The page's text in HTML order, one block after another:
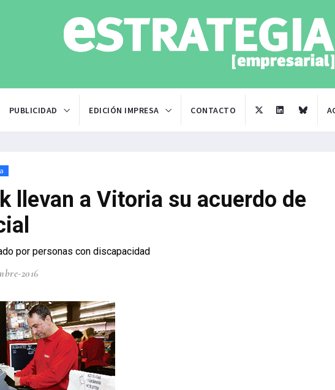
PUBLICIDAD EDICIÓN IMPRESA CONTACTO
llevan a Vitoria su acuerdo de
por personas con discapacidad
2016